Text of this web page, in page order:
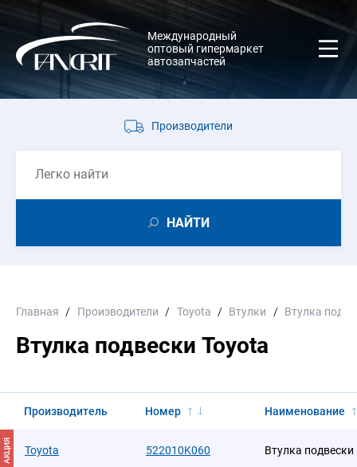
Международный
оптовый гипермаркет
автозапчастей
Производители
НАЙТИ
Главная Производители Toyota Втулки Втулка
Втулка подвески Toyota
Производитель Номер Наименование
АКЦИЯ Toyota 522010K060 Втулка подвески